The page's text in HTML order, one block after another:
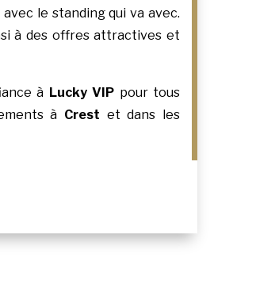
le standing qui va avec.
à des offres attractives et
à Lucky VIP pour tous
à Crest et dans les